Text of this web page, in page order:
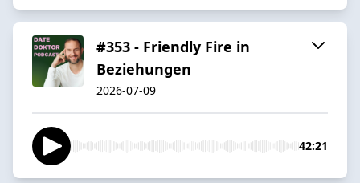
#353 - Friendly Fire in
Beziehungen
2026-07-09
42:21